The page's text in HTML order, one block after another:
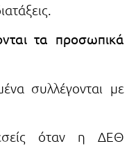
τα προσωπικά
συλλέγονται με
όταν η ΔΕΘ